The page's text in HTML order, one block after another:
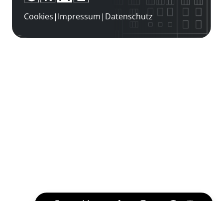
Cookies| Impressum| Datenschutz